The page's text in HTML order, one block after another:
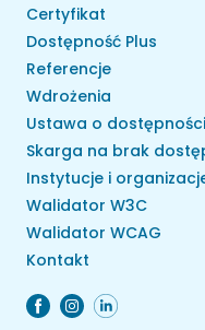
Certyfikat
Dostępność Plus
Referencje
Wdrożenia
Ustawa o dostępności
Skarga na brak
Instytucje i
Walidator W3C
Walidator WCAG
Kontakt